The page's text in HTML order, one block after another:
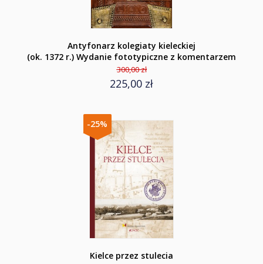
Antyfonarz kolegiaty kieleckiej
(ok. 1372 r.) Wydanie fototypiczne z komentarzem
300,00 zł
225,00 zł
-25%
Kielce przez stulecia